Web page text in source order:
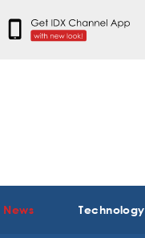
Technology